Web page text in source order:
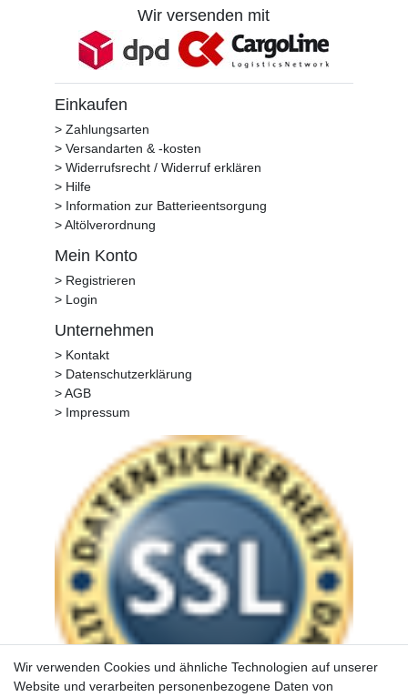
Wir versenden mit
Einkaufen
> Zahlungsarten
> Versandarten & -kosten
> Widerrufsrecht / Widerruf erklären
> Hilfe
> Information zur Batterieentsorgung
> Altölverordnung
Mein Konto
> Registrieren
> Login
Unternehmen
> Kontakt
> Datenschutzerklärung
> AGB
> Impressum
Wir verwenden Cookies und ähnliche Technologien auf unserer
Website und verarbeiten personenbezogene Daten von